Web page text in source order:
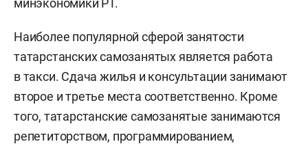
минэкономики РТ.
Наиболее популярной сферой занятости
татарстанских самозанятых является работа
в такси. Сдача жилья и консультации занимают
второе и третье места соответственно. Кроме
того, татарстанские самозанятые занимаются
репетиторством, программированием,